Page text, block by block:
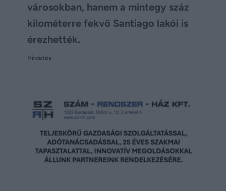
városokban, hanem a mintegy száz
kilométerre fekvő Santiago lakói is
érezhették.
Hirdetés